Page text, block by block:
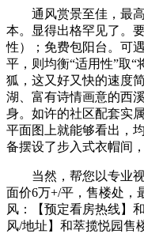
通风赏景至佳，最高
本。显得出格罕见了。
性）；免费包阳台。可
平，则均衡“适用性”取“
狐，这又好又快的速度
湖、富有诗情画意的西
身。如许的社区配套实
平面图上就能够看出，
备摆设了步入式衣帽间
当然，帮您以专业视
面价6万+/平，售楼处，
风：【预定看房热线】
风/地址】和萃揽悦园售